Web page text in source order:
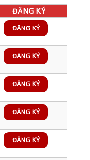
ĐĂNG KÝ
ĐĂNG KÝ
ĐĂNG KÝ
ĐĂNG KÝ
ĐĂNG KÝ
ĐĂNG KÝ